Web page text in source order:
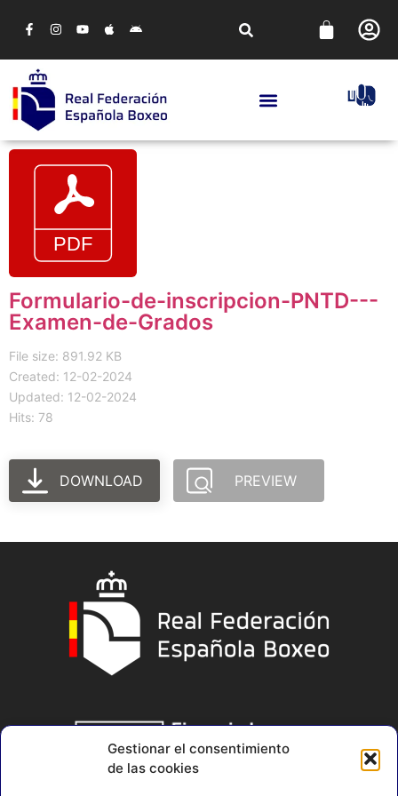
Gestionar el consentimiento
de las cookies
Formulario-de-inscripcion-PNTD---
Examen-de-Grados
File size: 891.92 KB
Created: 12-02-2024
Updated: 12-02-2024
Hits: 78
DOWNLOAD PREVIEW